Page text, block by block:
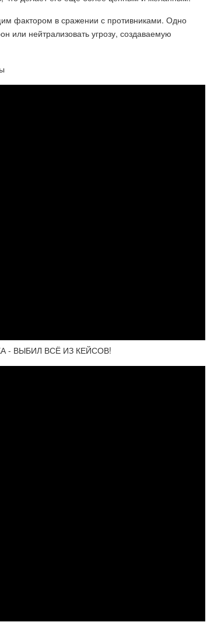
фактором в сражении с противниками. Одно
нейтрализовать угрозу, создаваемую
- ВЫБИЛ ВСЁ ИЗ КЕЙСОВ!